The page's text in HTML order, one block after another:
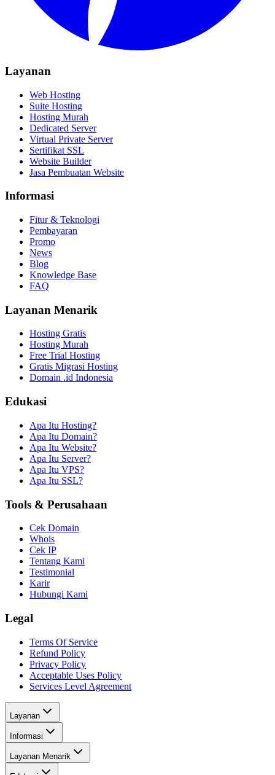
Layanan
Web Hosting
Suite Hosting
Hosting Murah
Dedicated Server
Virtual Private Server
Sertifikat SSL
Website Builder
Jasa Pembuatan Website
Informasi
Fitur & Teknologi
Pembayaran
Promo
News
Blog
Knowledge Base
FAQ
Layanan Menarik
Hosting Gratis
Hosting Murah
Free Trial Hosting
Gratis Migrasi Hosting
Domain .id Indonesia
Edukasi
Apa Itu Hosting?
Apa Itu Domain?
Apa Itu Website?
Apa Itu Server?
Apa Itu VPS?
Apa Itu SSL?
Tools & Perusahaan
Cek Domain
Whois
Cek IP
Tentang Kami
Testimonial
Karir
Hubungi Kami
Legal
Terms Of Service
Refund Policy
Privacy Policy
Acceptable Uses Policy
Services Level Agreement
Layanan
Informasi
Layanan Menarik